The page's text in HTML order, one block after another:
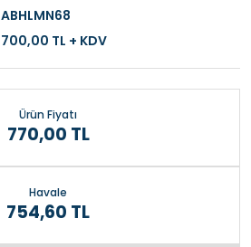
ABHLMN68
700,00 TL + KDV
Ürün Fiyatı
770,00 TL
Havale
754,60 TL